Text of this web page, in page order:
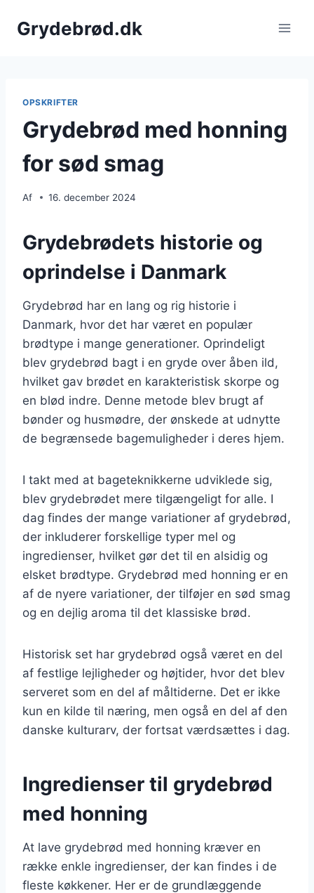
Grydebrød.dk
OPSKRIFTER
Grydebrød med honning
for sød smag
Af 16. december 2024
Grydebrødets historie og
oprindelse i Danmark
Grydebrød har en lang og rig historie i
Danmark, hvor det har været en populær
brødtype i mange generationer. Oprindeligt
blev grydebrød bagt i en gryde over åben ild,
hvilket gav brødet en karakteristisk skorpe og
en blød indre. Denne metode blev brugt af
bønder og husmødre, der ønskede at udnytte
de begrænsede bagemuligheder i deres hjem.
I takt med at bageteknikkerne udviklede sig,
blev grydebrødet mere tilgængeligt for alle. I
dag findes der mange variationer af grydebrød,
der inkluderer forskellige typer mel og
ingredienser, hvilket gør det til en alsidig og
elsket brødtype. Grydebrød med honning er en
af de nyere variationer, der tilføjer en sød smag
og en dejlig aroma til det klassiske brød.
Historisk set har grydebrød også været en del
af festlige lejligheder og højtider, hvor det blev
serveret som en del af måltiderne. Det er ikke
kun en kilde til næring, men også en del af den
danske kulturarv, der fortsat værdsættes i dag.
Ingredienser til grydebrød
med honning
At lave grydebrød med honning kræver en
række enkle ingredienser, der kan findes i de
fleste køkkener. Her er de grundlæggende